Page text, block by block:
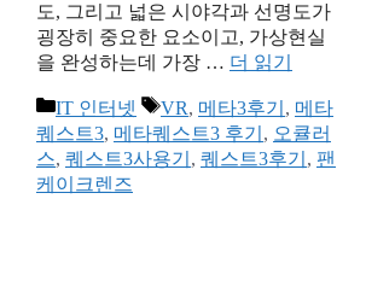
도, 그리고 넓은 시야각과 선명도가
굉장히 중요한 요소이고, 가상현실
을 완성하는데 가장 … 더 읽기
카
테
고
리
IT 인터넷
태
그
VR, 메타3후기 , 메타
퀘스트3, 메타퀘스트3 후기 , 오큘러
스, 퀘스트3사용기 , 퀘스트3후기 , 팬
케이크렌즈